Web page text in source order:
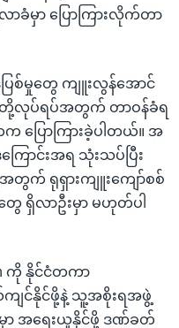
လာခံမှာ ပြောကြားလိုက်တာ
ြစ်မှုတွေ ကျူးလွန်အောင်
တို့လုပ်ရပ်အတွက် တာဝန်ခံရ
ပြောကြားခဲ့ပါတယ်။ အ
ြောင်းအရ သုံးသပ်ပြီး
ရုရှားကျူးကျော်စစ်
ရှိလာဦးမှာ မဟုတ်ပါ
ကို နိုင်ငံတကာ
ျင်နိုင်ဖို့နဲ့ သူ့အစိုးရအဖွဲ့
ာ အရေးယူနိုင်ဖို့ ဒဏ်ခတ်